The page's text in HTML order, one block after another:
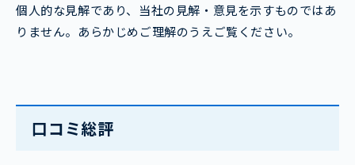
個人的な見解であり、当社の見解・意見を示すものではあ
りません。あらかじめご理解のうえご覧ください。
口コミ総評